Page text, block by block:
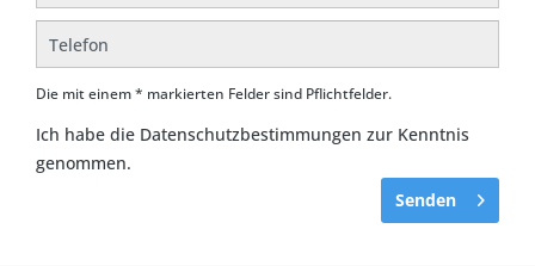
Die mit einem * markierten Felder sind Pflichtfelder.
Ich habe die Datenschutzbestimmungen zur Kenntnis
genommen.
Senden